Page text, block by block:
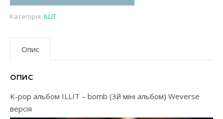
Категорія: ILLIT
Опис
ОПИС
K-pop альбом ILLIT – bomb (3й міні альбом) Weverse
версія